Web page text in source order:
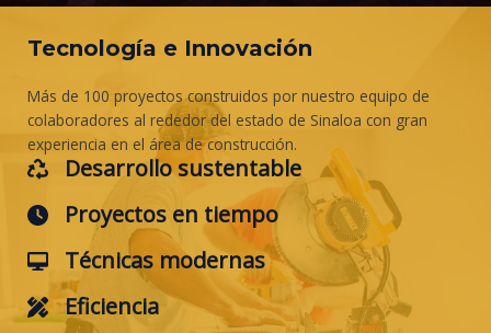
Tecnología e Innovación
Más de 100 proyectos construidos por nuestro equipo de
colaboradores al rededor del estado de Sinaloa con gran
experiencia en el área de construcción.
Desarrollo sustentable
Proyectos en tiempo
Técnicas modernas
Eficiencia